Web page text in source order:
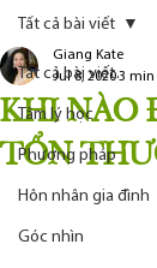
Tất cả bài viết
Tâm lý học
Phương pháp
Hôn nhân gia đình
Góc nhìn
Tất cả bài viết
KHI NÀO
TỔN
Giang Kate
Jul 8, 20203 min